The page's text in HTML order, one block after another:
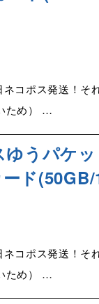
コポス発送！
ため） …
ゆうパケ
ド
コポス発送！
ため） …